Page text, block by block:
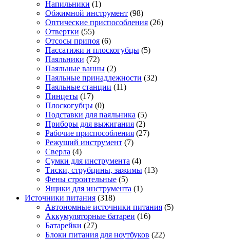
Напильники (1)
Обжимной инструмент (98)
Оптические приспособления (26)
Отвертки (55)
Отсосы припоя (6)
Пассатижи и плоскогубцы (5)
Паяльники (72)
Паяльные ванны (2)
Паяльные принадлежности (32)
Паяльные станции (11)
Пинцеты (17)
Плоскогубцы (0)
Подставки для паяльника (5)
Приборы для выжигания (2)
Рабочие приспособления (27)
Режущий инструмент (7)
Сверла (4)
Сумки для инструмента (4)
Тиски, струбцины, зажимы (13)
Фены строительные (5)
Ящики для инструмента (1)
Источники питания (318)
Автономные источники питания (5)
Аккумуляторные батареи (16)
Батарейки (27)
Блоки питания для ноутбуков (22)